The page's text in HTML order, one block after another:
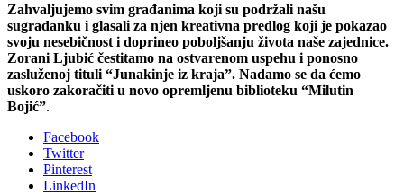
Zahvaljujemo svim građanima koji su podržali našu
sugrađanku i glasali za njen kreativna predlog koji je pokazao
svoju nesebičnost i doprineo poboljšanju života naše zajednice.
Zorani Ljubić čestitamo na ostvarenom uspehu i ponosno
zasluženoj tituli “Junakinje iz kraja”. Nadamo se da ćemo
uskoro zakoračiti u novo opremljenu biblioteku “Milutin
Bojić”.
Facebook
Twitter
Pinterest
LinkedIn